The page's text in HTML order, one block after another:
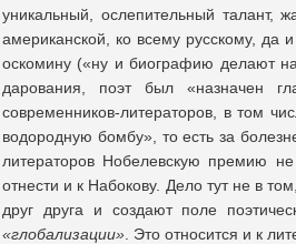
уникальный, ослепительный талант,
американской, ко всему русскому, да
оскомину («ну и биографию делают
дарования, поэт был «назначен
современников-литераторов, в том
водородную бомбу», то есть за
литераторов Нобелевскую премию
отнести и к Набокову. Дело тут не в
друг друга и создают поле
«глобализации» . Это относится и к